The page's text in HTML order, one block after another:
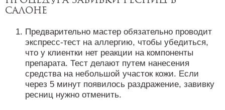
салоне
Предварительно мастер обязательно проводит
экспресс-тест на аллергию, чтобы убедиться,
что у клиентки нет реакции на компоненты
препарата. Тест делают путем нанесения
средства на небольшой участок кожи. Если
через 5 минут появилось раздражение, завивку
ресниц нужно отменить.